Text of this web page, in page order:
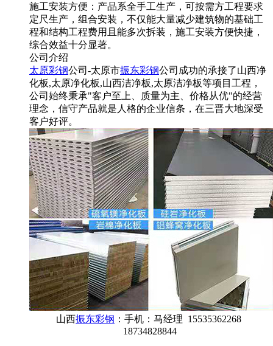
施工安装方便：产品系全手工生产，可按需方工程要求
定尺生产，组合安装，不仅能大量减少建筑物的基础工
程和结构工程费用且能多次拆装，施工安装方便快捷，
综合效益十分显著。
公司介绍
太原彩钢公司-太原市振东彩钢公司成功的承接了山西净
化板,太原净化板,山西洁净板,太原洁净板等项目工程，
公司始终秉承"客户至上、质量为主、价格从优"的经营
理念，信守产品就是人格的企业信条，在三晋大地深受
客户好评。
山西振东彩钢 ：手机：马经理 15535362268
18734828844